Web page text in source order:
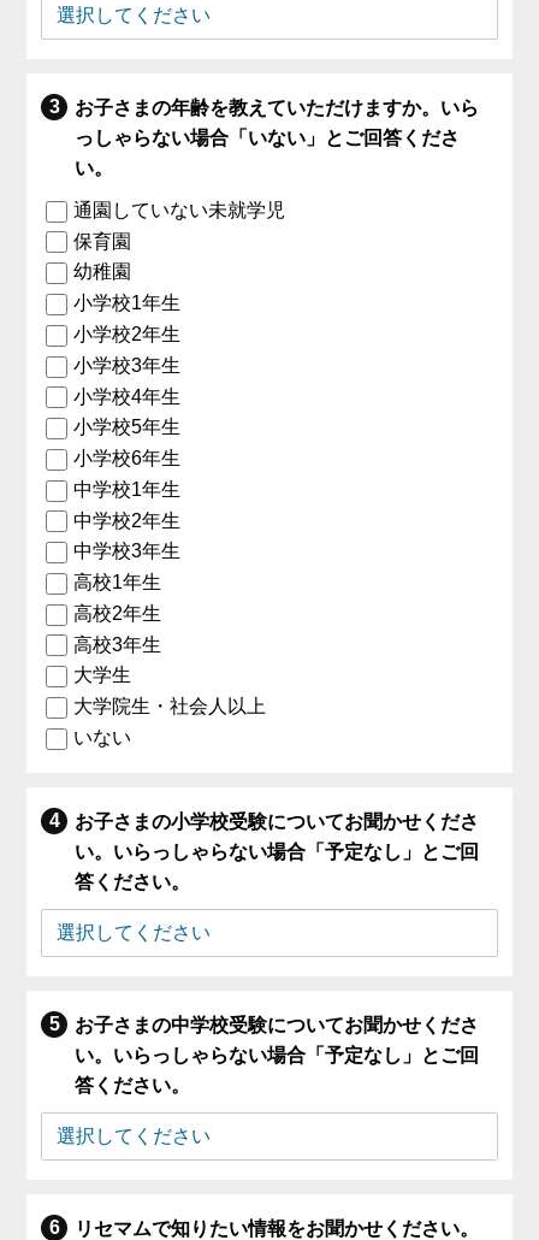
お子さまの年齢を教えていただけますか。いら
っしゃらない場合「いない」とご回答くださ
い。
通園していない未就学児
保育園
幼稚園
小学校1年生
小学校2年生
小学校3年生
小学校4年生
小学校5年生
小学校6年生
中学校1年生
中学校2年生
中学校3年生
高校1年生
高校2年生
高校3年生
大学生
大学院生・社会人以上
いない
お子さまの小学校受験についてお聞かせくださ
い。いらっしゃらない場合「予定なし」とご回
答ください。
お子さまの中学校受験についてお聞かせくださ
い。いらっしゃらない場合「予定なし」とご回
答ください。
リセマムで知りたい情報をお聞かせください。